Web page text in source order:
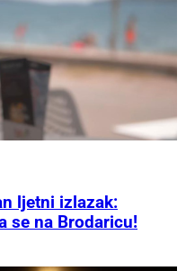
ljetni izlazak:
se na Brodaricu!